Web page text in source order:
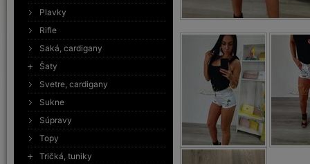
Plavky
Rifle
Saká, cardigany
Šaty
Svetre, cardigany
Sukne
Súpravy
Topy
Tričká, tuniky